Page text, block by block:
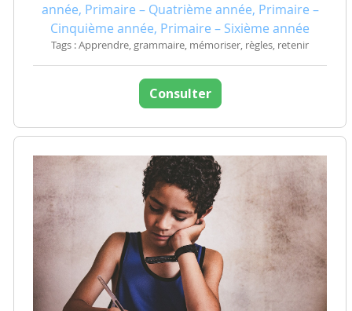
année, Primaire – Quatrième année, Primaire –
Cinquième année, Primaire – Sixième année
Tags : Apprendre, grammaire, mémoriser, règles, retenir
Consulter